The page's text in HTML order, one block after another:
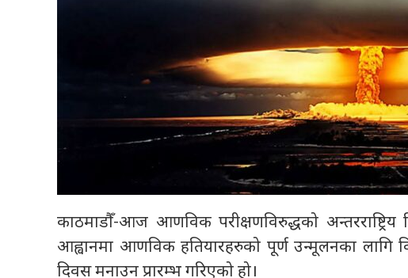
काठमाडौँ-आज आणविक परीक्षणविरुद्धको
आह्वानमा आणविक हतियारहरुको पूर्ण उन्मूलनका लागि
दिवस मनाउन प्रारम्भ गरिएको हो।